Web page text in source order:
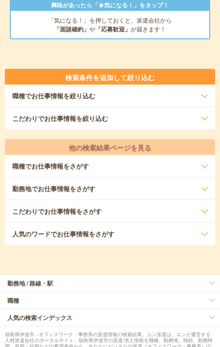
興味があったら「★気になる！」をタップ！
「気になる！」を押しておくと、派遣会社から
「面談確約」 や 「応募歓迎」 が届きます！
検索条件を追加して絞り込む
職種でお仕事情報を絞り込む
こだわりでお仕事情報を絞り込む
他の検索結果ページを見る
職種でお仕事情報をさがす
勤務地でお仕事情報をさがす
こだわりでお仕事情報をさがす
人気のワードでお仕事情報をさがす
勤務地 / 路線・駅
職種
人気の検索インデックス
福島県伊達市 - オフィスワーク・事務系の派遣情報の検索結果。エン派遣は、エンが運営する
人材派遣会社のポータルサイト。福島県伊達市の派遣/求人情報を職種、勤務地、時給、勤務時